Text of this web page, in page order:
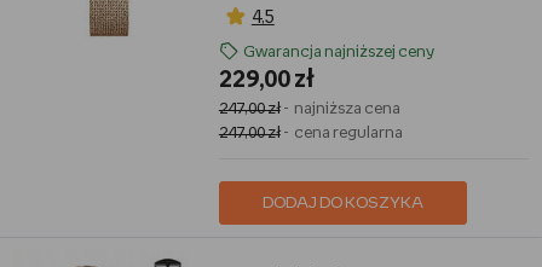
4,5
Gwarancja najniższej ceny
229,00 zł
247,00 zł- najniższa cena
247,00 zł- cena regularna
DODAJ DO KOSZYKA